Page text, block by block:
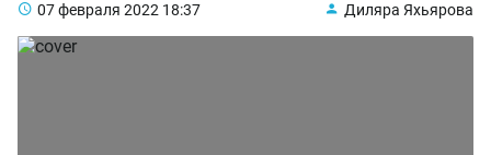
07 февраля 2022 18:37 Диляра Яхьярова